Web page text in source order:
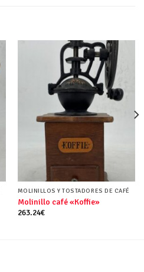
MOLINILLOS Y TOSTADORES DE CAFÉ
Molinillo café «Koffie»
263.24€